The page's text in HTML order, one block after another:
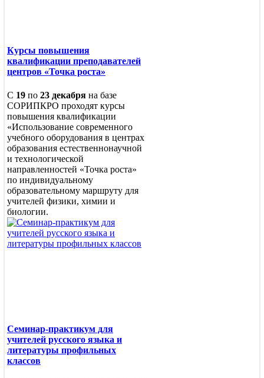
Курсы повышения
квалификации преподавателей
центров «Точка роста»
С 19 по 23 декабря на базе
СОРИПКРО проходят курсы
повышения квалификации
«Использование современного
учебного оборудования в центрах
образования естественнонаучной
и технологической
направленностей «Точка роста»
по индивидуальному
образовательному маршруту для
учителей физики, химии и
биологии.
Семинар-практикум для
учителей русского языка и
литературы профильных
классов